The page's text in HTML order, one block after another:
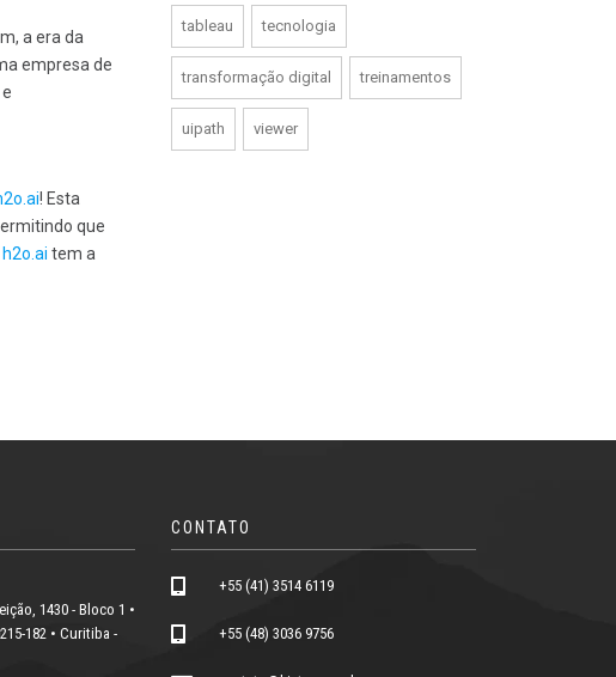
a era da
empresa de
! Esta
que
h2o.ai tem a
tableau tecnologia
transformação digital treinamentos
uipath viewer
1430 - Bloco 1 •
182 • Curitiba -
CONTATO
+55 (41) 3514 6119
+55 (48) 3036 9756